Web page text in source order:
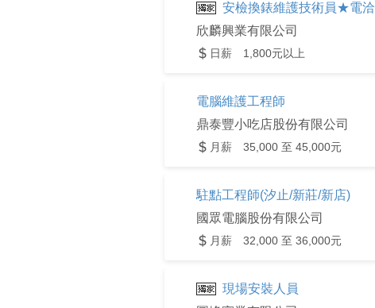
安檢換錶維護技術員★電洽
欣麟興業有限公司
日薪 1,800元以上
電腦維護工程師
鼎泰豐小吃店股份有限公司
月薪 35,000 至 45,000元
駐點工程師(汐止/新莊/新店)
國眾電腦股份有限公司
月薪 32,000 至 36,000元
現場安裝人員